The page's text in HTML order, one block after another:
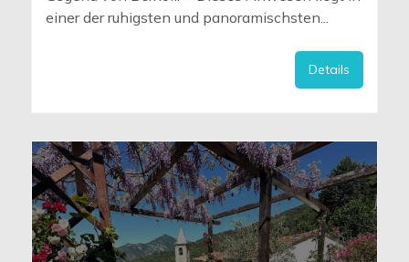
einer der ruhigsten und panoramischsten...
Details